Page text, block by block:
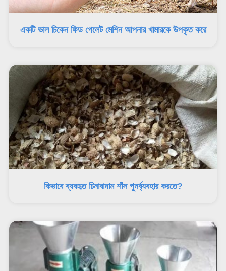
একটি ভাল চিকেন ফিড পেলেট মেশিন আপনার খামারকে উপকৃত করে
কিভাবে ব্যবহৃত চিনাবাদাম শাঁস পুনর্ব্যবহার করতে?